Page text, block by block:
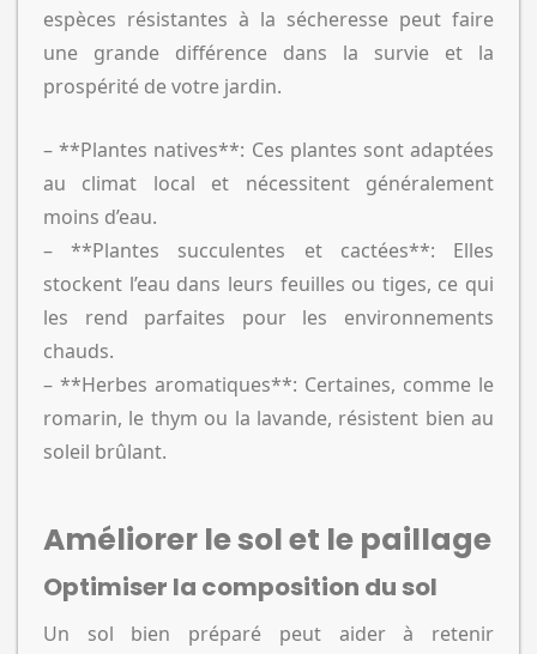
espèces résistantes à la sécheresse peut faire
une grande différence dans la survie et la
prospérité de votre jardin.
– **Plantes natives**: Ces plantes sont adaptées
au climat local et nécessitent généralement
moins d’eau.
– **Plantes succulentes et cactées**: Elles
stockent l’eau dans leurs feuilles ou tiges, ce qui
les rend parfaites pour les environnements
chauds.
– **Herbes aromatiques**: Certaines, comme le
romarin, le thym ou la lavande, résistent bien au
soleil brûlant.
Améliorer le sol et le paillage
Optimiser la composition du sol
Un sol bien préparé peut aider à retenir